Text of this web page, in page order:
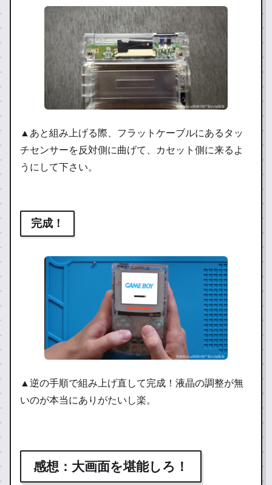
▲あと組み上げる際、フラットケーブルにあるタッ
チセンサーを反対側に曲げて、カセット側に来るよ
うにして下さい。
完成！
▲逆の手順で組み上げ直して完成！液晶の調整が無
いのが本当にありがたいし楽。
感想：大画面を堪能しろ！